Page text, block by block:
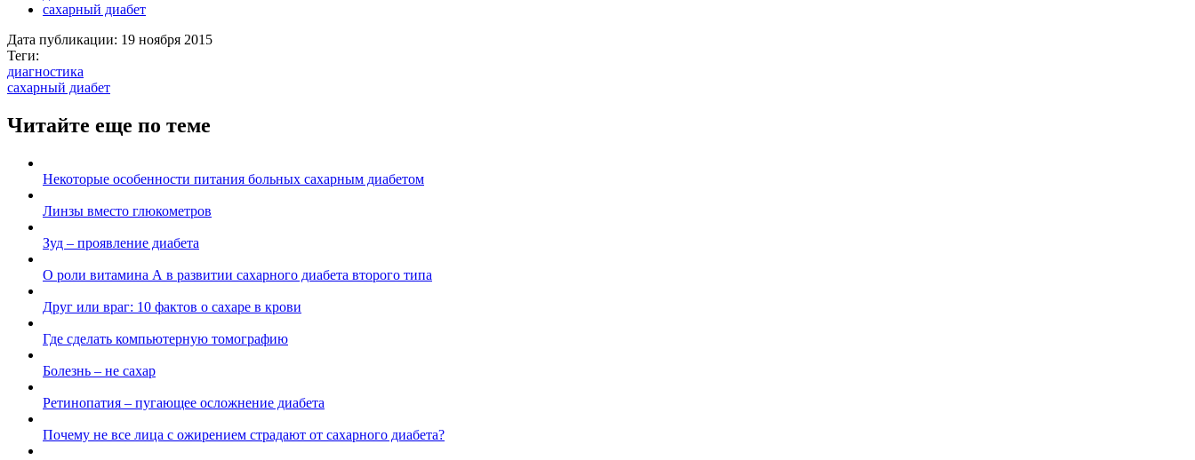
сахарный диабет
Дата публикации: 19 ноября 2015
Теги:
диагностика
сахарный диабет
Читайте еще по теме
Некоторые особенности питания больных сахарным диабетом
Линзы вместо глюкометров
Зуд – проявление диабета
О роли витамина А в развитии сахарного диабета второго типа
Друг или враг: 10 фактов о сахаре в крови
Где сделать компьютерную томографию
Болезнь – не сахар
Ретинопатия – пугающее осложнение диабета
Почему не все лица с ожирением страдают от сахарного диабета?